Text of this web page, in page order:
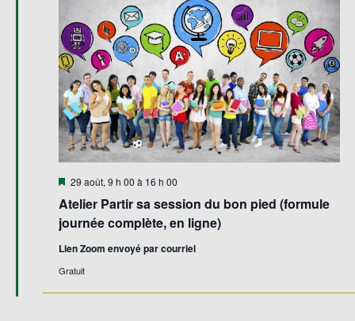
Atelier Partir sa session du bon pied (formule
journée complète, en ligne)
Mis
avant
29 août, 9 h 00 à 16 h 00
Lien Zoom envoyé par courriel
Gratuit